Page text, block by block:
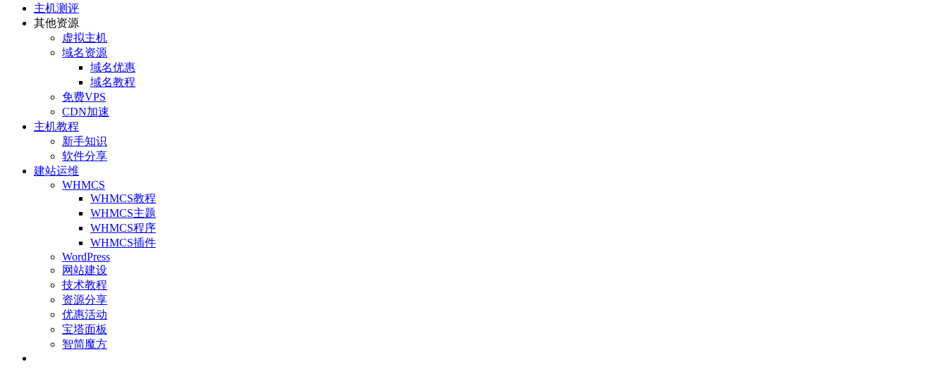
主机测评
其他资源
虚拟主机
域名资源
域名优惠
域名教程
免费VPS
CDN加速
主机教程
新手知识
软件分享
建站运维
WHMCS
WHMCS教程
WHMCS主题
WHMCS程序
WHMCS插件
WordPress
网站建设
技术教程
资源分享
优惠活动
宝塔面板
智简魔方